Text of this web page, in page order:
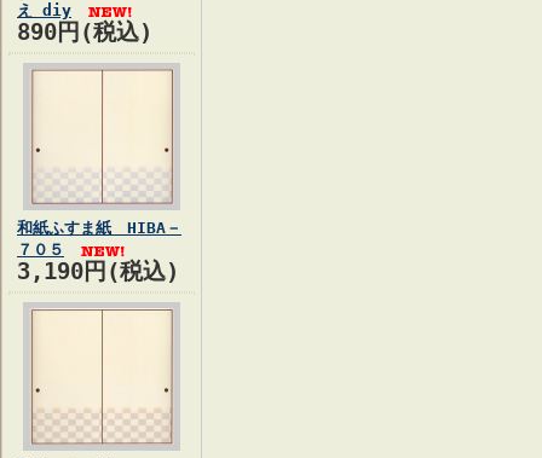
え diy
890円(税込)
和紙ふすま紙 HIBA－
７０５
3,190円(税込)